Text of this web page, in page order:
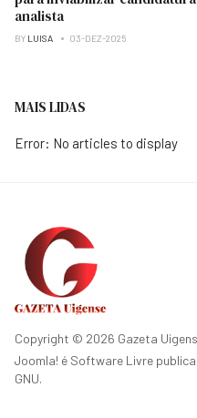
analista
BY LUISA 03-DEZ-2025
MAIS LIDAS
Error: No articles to display
Copyright © 2026 Gazeta
Joomla! é Software Livre
GNU.